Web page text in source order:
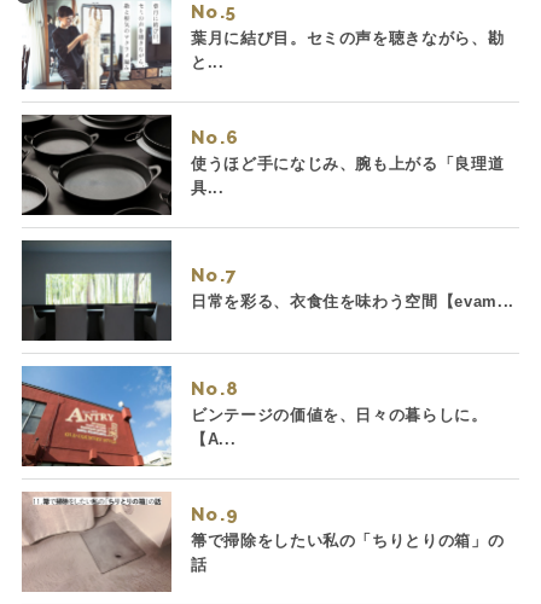
No.
葉月に結び目。セミの声を聴きながら、勘
と...
No.
使うほど手になじみ、腕も上がる「良理道
具...
No.
日常を彩る、衣食住を味わう空間【evam...
No.
ビンテージの価値を、日々の暮らしに。
【A...
No.
箒で掃除をしたい私の「ちりとりの箱」の
話